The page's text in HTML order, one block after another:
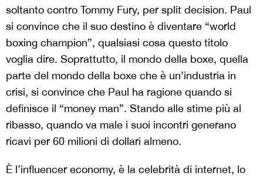
soltanto contro Tommy Fury, per split decision. Paul
si convince che il suo destino è diventare “world
boxing champion”, qualsiasi cosa questo titolo
voglia dire. Soprattutto, il mondo della boxe, quella
parte del mondo della boxe che è un’industria in
crisi, si convince che Paul ha ragione quando si
definisce il “money man”. Stando alle stime più al
ribasso, quando va male i suoi incontri generano
ricavi per 60 milioni di dollari almeno.
È l’influencer economy, è la celebrità di internet, lo